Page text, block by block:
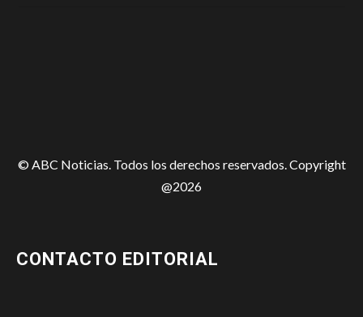
© ABC Noticias. Todos los derechos reservados. Copyright
@2026
CONTACTO EDITORIAL